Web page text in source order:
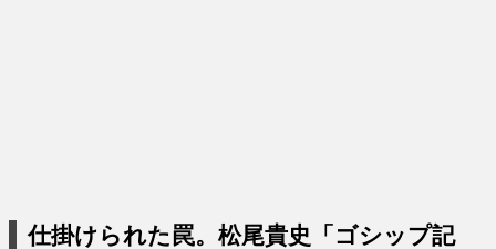
仕掛けられた罠。松尾貴史「ゴシップ記